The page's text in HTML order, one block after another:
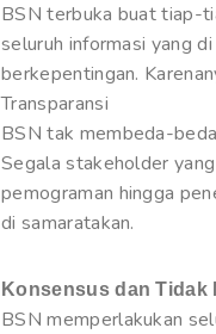
BSN terbuka buat tiap-
seluruh informasi yang
berkepentingan.
Transparansi
BSN tak membeda-
Segala stakeholder
pemograman hingga
di samaratakan.
Konsensus dan Tidak
BSN memperlakukan